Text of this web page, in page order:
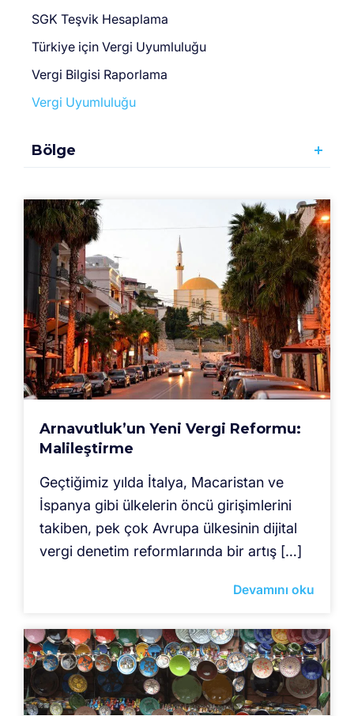
SGK Teşvik Hesaplama
Türki̇ye için Vergi̇ Uyumluluğu
Vergi Bilgisi Raporlama
Vergi Uyumluluğu
Bölge
Arnavutluk’un Yeni Vergi Reformu:
Malileştirme
Geçtiğimiz yılda İtalya, Macaristan ve
İspanya gibi ülkelerin öncü girişimlerini
takiben, pek çok Avrupa ülkesinin dijital
vergi denetim reformlarında bir artış […]
Devamını oku